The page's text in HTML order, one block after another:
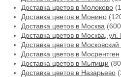
Доставка цветов в Молоково
Доставка цветов в Монино
Доставка цветов в Москва
Доставка цветов в Москва,
Доставка цветов в
Доставка цветов в Мосрентген
Доставка цветов в Мытищи
Доставка цветов в Назарьево